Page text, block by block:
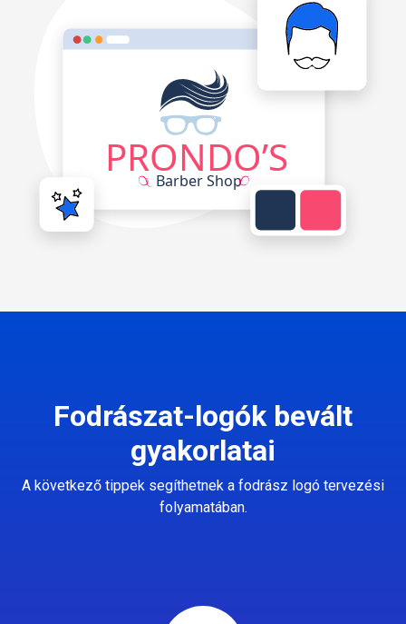
Fodrászat-logók bevált
gyakorlatai
A következő tippek segíthetnek a fodrász logó tervezési
folyamatában.